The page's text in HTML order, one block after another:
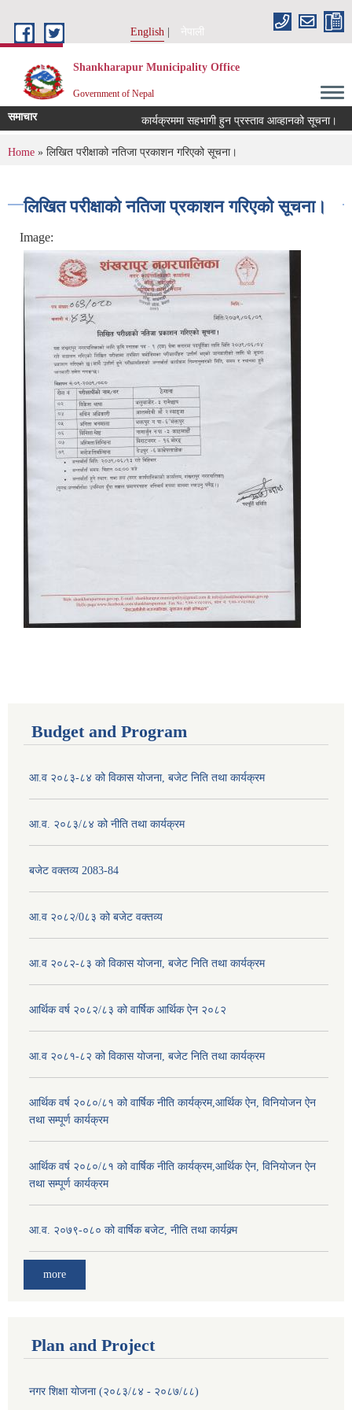
English
नेपाली
Shankharapur Municipality Office
Government of Nepal
समाचार कार्यक्रममा सहभागी हुन प्रस्ताव आव्हानको सूचना।
You are here
Home » लिखित परीक्षाको नतिजा प्रकाशन गरिएको सूचना।
लिखित परीक्षाको नतिजा प्रकाशन गरिएको सूचना।
Image:
Budget and Program
आ.व २०८३-८४ को विकास योजना, बजेट निति तथा कार्यक्रम
आ.व. २०८३/८४ को नीति तथा कार्यक्रम
बजेट वक्तव्य 2083-84
आ.व २०८२/0८३ को बजेट वक्तव्य
आ.व २०८२-८३ को विकास योजना, बजेट निति तथा कार्यक्रम
आर्थिक वर्ष २०८२/८३ को वार्षिक आर्थिक ऐन २०८२
आ.व २०८१-८२ को विकास योजना, बजेट निति तथा कार्यक्रम
आर्थिक वर्ष २०८०/८१ को वार्षिक नीति कार्यक्रम,आर्थिक ऐन, विनियोजन ऐन
तथा सम्पूर्ण कार्यक्रम
आर्थिक वर्ष २०८०/८१ को वार्षिक नीति कार्यक्रम,आर्थिक ऐन, विनियोजन ऐन
तथा सम्पूर्ण कार्यक्रम
आ.व. २०७९-०८० को वार्षिक बजेट, नीति तथा कार्यक्र्म
more
Plan and Project
नगर शिक्षा योजना (२०८३/८४ - २०८७/८८)